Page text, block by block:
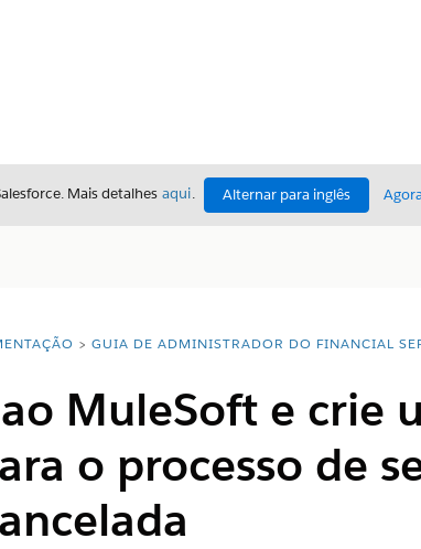
Mais detalhes aqui. Alternar para inglês
GUIA DE ADMINISTRADOR DO FINANCIAL
MuleSoft e crie
o processo de